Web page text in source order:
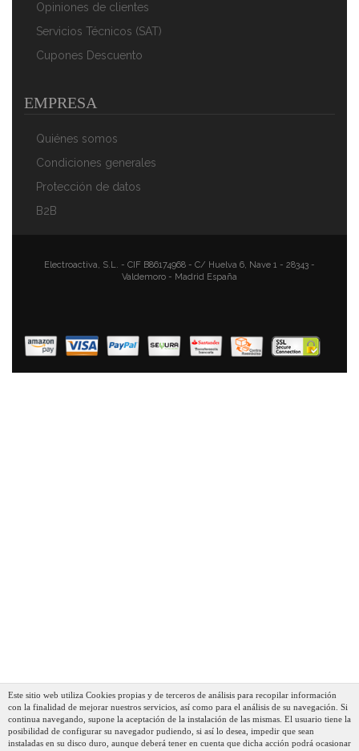
Opiniones de clientes
Servicios Técnicos (SAT)
Cupones Descuento
EMPRESA
Quiénes somos
Condiciones generales
Protección de datos
B2B
Electroactiva, S.L. - CIF B86174968 - C/ Huelva 6, Nave 1 - 28343 -
Valdemoro - Madrid España
Este sitio web utiliza Cookies propias y de terceros de análisis para recopilar información
con la finalidad de mejorar nuestros servicios, así como para el análisis de su navegación. Si
continua navegando, supone la aceptación de la instalación de las mismas. El usuario tiene la
posibilidad de configurar su navegador pudiendo, si así lo desea, impedir que sean
instaladas en su disco duro, aunque deberá tener en cuenta que dicha acción podrá ocasionar